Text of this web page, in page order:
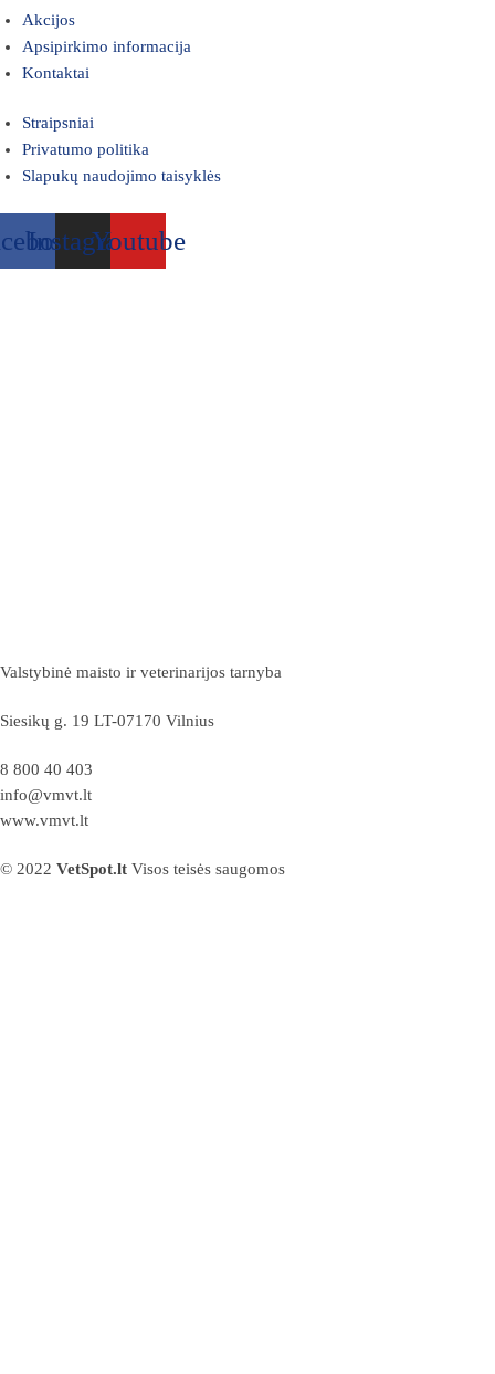
Akcijos
Apsipirkimo informacija
Kontaktai
Straipsniai
Privatumo politika
Slapukų naudojimo taisyklės
InstagramYoutube
Valstybinė maisto ir veterinarijos tarnyba
Siesikų g. 19 LT-07170 Vilnius
8 800 40 403
info@vmvt.lt
www.vmvt.lt
© 2022 VetSpot.lt Visos teisės saugomos